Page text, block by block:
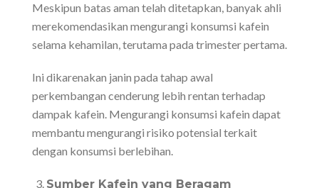
Meskipun batas aman telah ditetapkan, banyak ahli
merekomendasikan mengurangi konsumsi kafein
selama kehamilan, terutama pada trimester pertama.
Ini dikarenakan janin pada tahap awal
perkembangan cenderung lebih rentan terhadap
dampak kafein. Mengurangi konsumsi kafein dapat
membantu mengurangi risiko potensial terkait
dengan konsumsi berlebihan.
Sumber Kafein yang Beragam